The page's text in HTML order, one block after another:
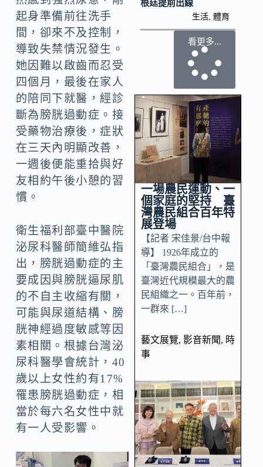
起身準備前往洗手
間，卻來不及控制，
導致失禁情況發生。
她因難以啟齒而忍受
四個月，最後在家人
的陪同下就醫，經診
斷為膀胱過動症。接
受藥物治療後，症狀
在三天內明顯改善，
一週後便能重拾與好
友相約午後小憩的習
慣。
衛生福利部臺中醫院
泌尿科醫師簡維弘指
出，膀胱過動症的主
要成因與膀胱逼尿肌
的不自主收縮有關，
可能與尿道結構、膀
胱神經過度敏感等因
素相關。根據台灣泌
尿科醫學會統計，40
歲以上女性約有17%
罹患膀胱過動症，相
當於每六名女性中就
有一人受影響。
根廷提前出線
生活 ,體育
看更多...
一場農民運動、一
個家庭的堅持 臺
灣農民組合百年特
展登場
【記者 宋佳景/台中報
導】 1926年成立的
「臺灣農民組合」，是
臺灣近代規模最大的農
民組織之一。百年前，
一群來 […]
藝文展覽, 影音新聞, 時
事